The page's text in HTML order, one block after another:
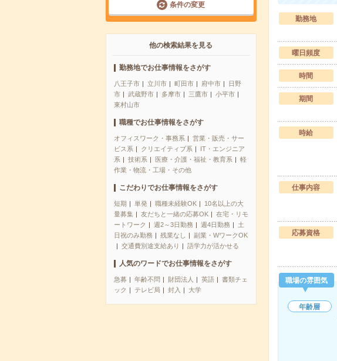
条件の変更
他の検索結果を見る
勤務地でお仕事情報をさがす
八王子市 立川市 町田市 府中市
日野
市
武蔵野市 多摩市 三鷹市
小平市
東村山市
職種でお仕事情報をさがす
オフィスワーク・事務系
営業・販売・サー
ビス系
クリエイティブ系
IT・エンジニア
系
技術系 医療・介護・福祉・教育系
軽
作業・物流・工場・その他
こだわりでお仕事情報をさがす
短期 単発 職種未経験OK
10名以上の大
量募集
友だちと一緒の応募OK
在宅・リモ
ートワーク
週2～3日勤務 週4日勤務
土
日祝のみ勤務
残業なし
副業・WワークOK
交通費別途支給あり
語学力が活かせる
人気のワードでお仕事情報をさがす
急募 年齢不問 財団法人 英語
書類チェ
ック
テレビ局 封入 大学
勤務地
曜日頻度
時間
期間
時給
仕事内容
応募資格
職場の雰囲気
年齢層